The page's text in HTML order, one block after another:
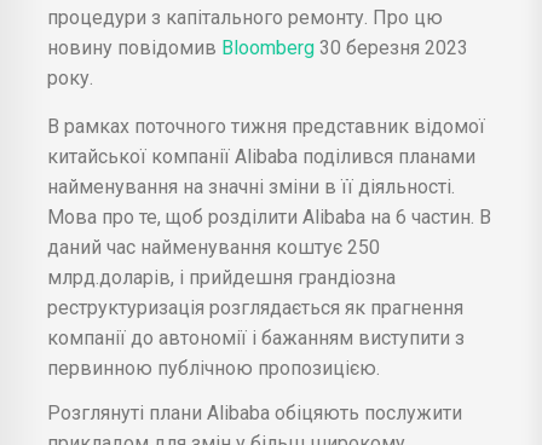
процедури з капітального ремонту. Про цю
новину повідомив Bloomberg 30 березня 2023
року.
В рамках поточного тижня представник відомої
китайської компанії Alibaba поділився планами
найменування на значні зміни в її діяльності.
Мова про те, щоб розділити Alibaba на 6 частин. В
даний час найменування коштує 250
млрд.доларів, і прийдешня грандіозна
реструктуризація розглядається як прагнення
компанії до автономії і бажанням виступити з
первинною публічною пропозицією.
Розглянуті плани Alibaba обіцяють послужити